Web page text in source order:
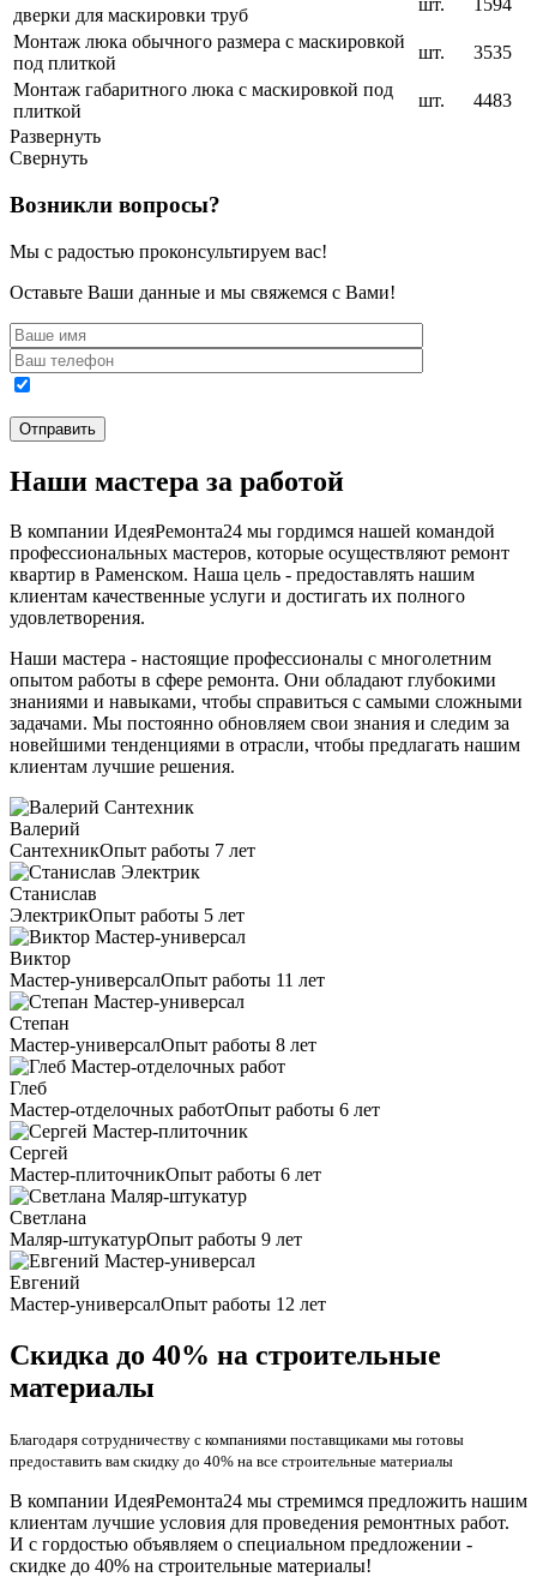
дверки для маскировки труб
шт.
1594
Монтаж люка обычного размера с маскировкой
под плиткой
шт.
3535
Монтаж габаритного люка с маскировкой под
плиткой
шт.
4483
Развернуть
Свернуть
Возникли вопросы?
Мы с радостью проконсультируем вас!
Оставьте Ваши данные и мы свяжемся с Вами!
Наши мастера за работой
В компании ИдеяРемонта24 мы гордимся нашей командой
профессиональных мастеров, которые осуществляют ремонт
квартир в Раменском. Наша цель - предоставлять нашим
клиентам качественные услуги и достигать их полного
удовлетворения.
Наши мастера - настоящие профессионалы с многолетним
опытом работы в сфере ремонта. Они обладают глубокими
знаниями и навыками, чтобы справиться с самыми сложными
задачами. Мы постоянно обновляем свои знания и следим за
новейшими тенденциями в отрасли, чтобы предлагать нашим
клиентам лучшие решения.
Валерий
СантехникОпыт работы 7 лет
Станислав
ЭлектрикОпыт работы 5 лет
Виктор
Мастер-универсалОпыт работы 11 лет
Степан
Мастер-универсалОпыт работы 8 лет
Глеб
Мастер-отделочных работОпыт работы 6 лет
Сергей
Мастер-плиточникОпыт работы 6 лет
Светлана
Маляр-штукатурОпыт работы 9 лет
Евгений
Мастер-универсалОпыт работы 12 лет
Скидка до 40% на строительные
материалы
Благодаря сотрудничеству с компаниями поставщиками мы готовы
предоставить вам скидку до 40% на все строительные материалы
В компании ИдеяРемонта24 мы стремимся предложить нашим
клиентам лучшие условия для проведения ремонтных работ.
И с гордостью объявляем о специальном предложении -
скидке до 40% на строительные материалы!